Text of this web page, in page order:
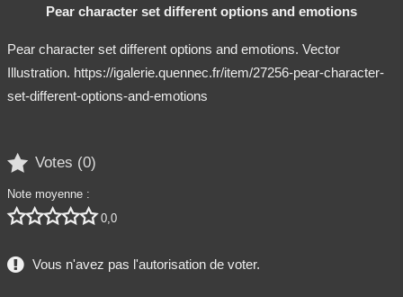
Pear character set different options and emotions
Pear character set different options and emotions. Vector
Illustration. https://igalerie.quennec.fr/item/27256-pear-character-
set-different-options-and-emotions
 Votes (0)
Note moyenne :
 0,0
Vous n'avez pas l'autorisation de voter.